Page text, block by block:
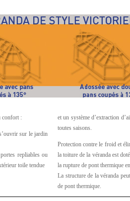
confort :
sur le jardin
repliables ou
toile tendue
et un système d’extraction
toutes saisons.
Protection contre le froid et
la toiture de la véranda est
la rupture de pont thermique
La structure de la véranda
de pont thermique.